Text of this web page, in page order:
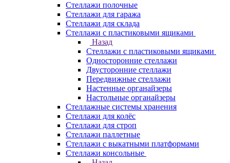
Стеллажи полочные
Стеллажи для гаража
Стеллажи для склада
Стеллажи с пластиковыми ящиками
Назад
Стеллажи с пластиковыми ящиками
Односторонние стеллажи
Двусторонние стеллажи
Передвижные стеллажи
Настенные органайзеры
Настольные органайзеры
Стеллажные системы хранения
Стеллажи для колёс
Стеллажи для строп
Стеллажи паллетные
Стеллажи с выкатными платформами
Стеллажи консольные